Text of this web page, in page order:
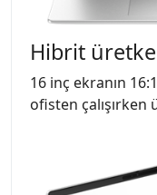
Hibrit
16 inç ekranın
ofisten çalışırken